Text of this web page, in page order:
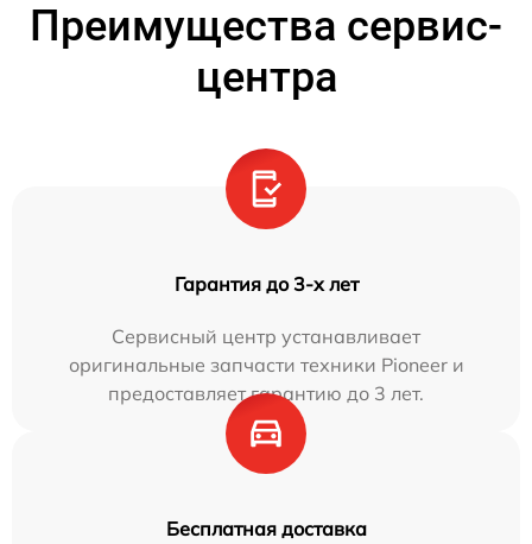
Преимущества сервис-
центра
Гарантия до 3-х лет
Сервисный центр устанавливает
оригинальные запчасти техники Pioneer и
предоставляет гарантию до 3 лет.
Бесплатная доставка